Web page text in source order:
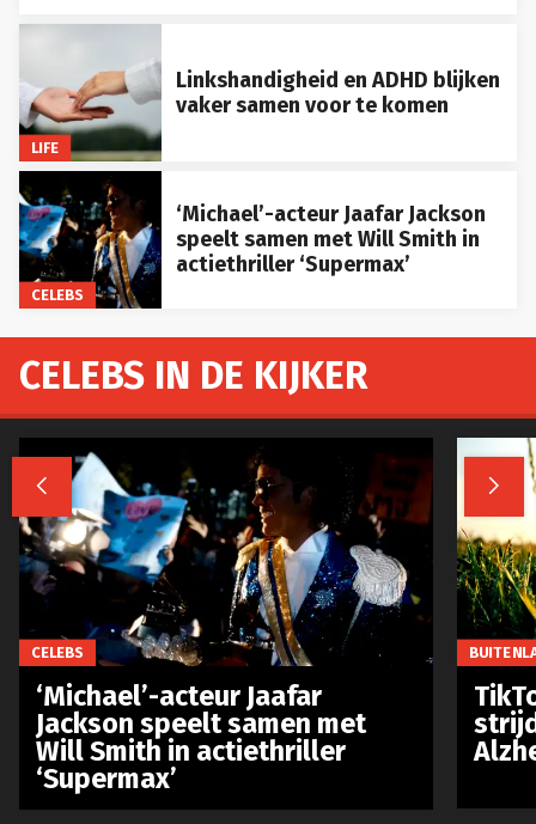
LIFE
Linkshandigheid en ADHD blijken
vaker samen voor te komen
CELEBS
‘Michael’-acteur Jaafar Jackson
speelt samen met Will Smith in
actiethriller ‘Supermax’
CELEBS IN DE KIJKER
 
CELEBS
‘Michael’-acteur Jaafar
Jackson speelt samen met
Will Smith in actiethriller
‘Supermax’